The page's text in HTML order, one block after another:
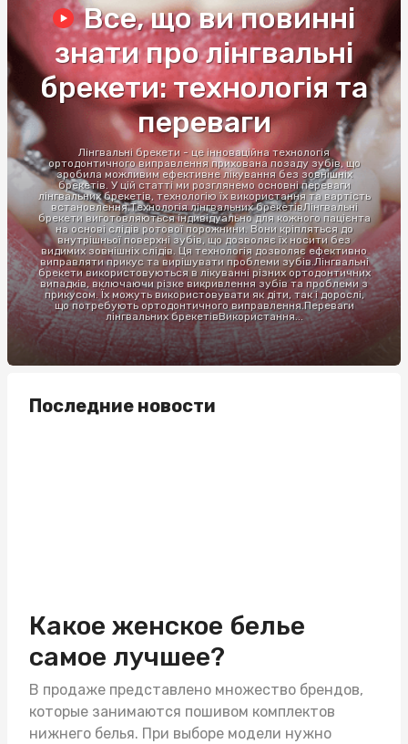
Все, що ви повинні
знати про лінгвальні
брекети: технологія та
переваги
Лінгвальні брекети - це інноваційна технологія
ортодонтичного виправлення прихована позаду зубів, що
зробила можливим ефективне лікування без зовнішніх
брекетів. У цій статті ми розглянемо основні переваги
лінгвальних брекетів, технологію їх використання та вартість
встановлення.Технологія лінгвальних брекетівЛінгвальні
брекети виготовляються індивідуально для кожного пацієнта
на основі слідів ротової порожнини. Вони кріпляться до
внутрішньої поверхні зубів, що дозволяє їх носити без
видимих зовнішніх слідів. Ця технологія дозволяє ефективно
виправляти прикус та вирішувати проблеми зубів.Лінгвальні
брекети використовуються в лікуванні різних ортодонтичних
випадків, включаючи різке викривлення зубів та проблеми з
прикусом. Їх можуть використовувати як діти, так і дорослі,
що потребують ортодонтичного виправлення.Переваги
лінгвальних брекетівВикористання...
Последние новости
Какое женское белье
самое лучшее?
В продаже представлено множество брендов,
которые занимаются пошивом комплектов
нижнего белья. При выборе модели нужно